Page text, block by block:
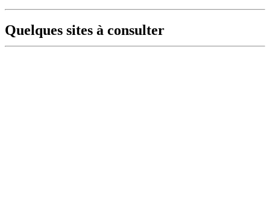
Quelques sites à consulter